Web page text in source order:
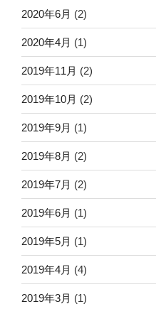
2020年6月 (2)
2020年4月 (1)
2019年11月 (2)
2019年10月 (2)
2019年9月 (1)
2019年8月 (2)
2019年7月 (2)
2019年6月 (1)
2019年5月 (1)
2019年4月 (4)
2019年3月 (1)